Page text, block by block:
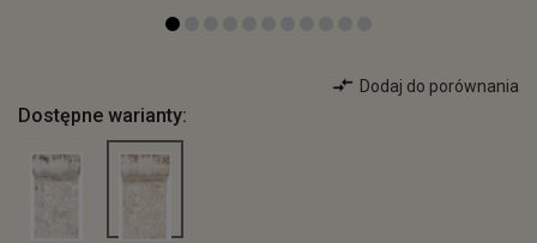
Dodaj do porównania
Dostępne warianty: